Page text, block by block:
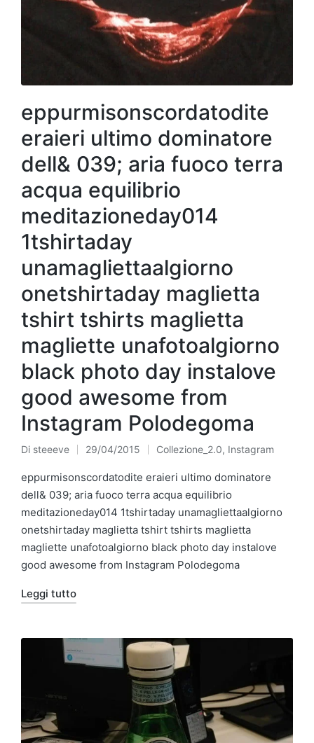
eppurmisonscordatodite
eraieri ultimo dominatore
dell& 039; aria fuoco terra
acqua equilibrio
meditazioneday014
1tshirtaday
unamagliettaalgiorno
onetshirtaday maglietta
tshirt tshirts maglietta
magliette unafotoalgiorno
black photo day instalove
good awesome from
Instagram Polodegoma
Pubblicato
da
Di steeeve 29/04/2015
Pubblicato
in
Collezione_2.0, Instagram
eppurmisonscordatodite eraieri ultimo dominatore
dell& 039; aria fuoco terra acqua equilibrio
meditazioneday014 1tshirtaday unamagliettaalgiorno
onetshirtaday maglietta tshirt tshirts maglietta
magliette unafotoalgiorno black photo day instalove
good awesome from Instagram Polodegoma
Leggi tutto